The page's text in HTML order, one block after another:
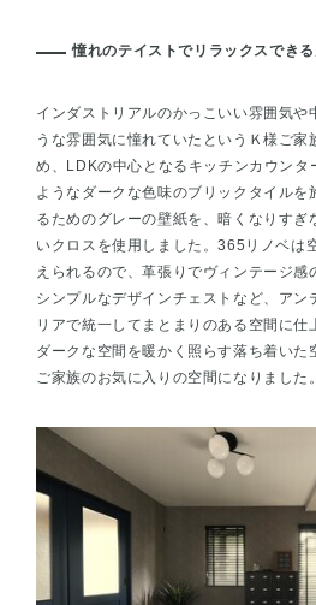
憧れのテイストでリラックスでき
インダストリアルのかっこいい雰囲気や
うな雰囲気に憧れていたというＫ様ご家
め、LDKの中心となるキッチンカウンタ
ようなダークな色味のブリックタイルを
るためのグレーの壁紙を、暗くなりすぎ
いクロスを使用しました。365リノベは
えられるので、革張りでヴィンテージ
シンプルなデザインチェストなど、アン
リアで統一してまとまりのある空間に
ダークな空間を暖かく照らす落ち着いた
ご家族のお気に入りの空間になりました。